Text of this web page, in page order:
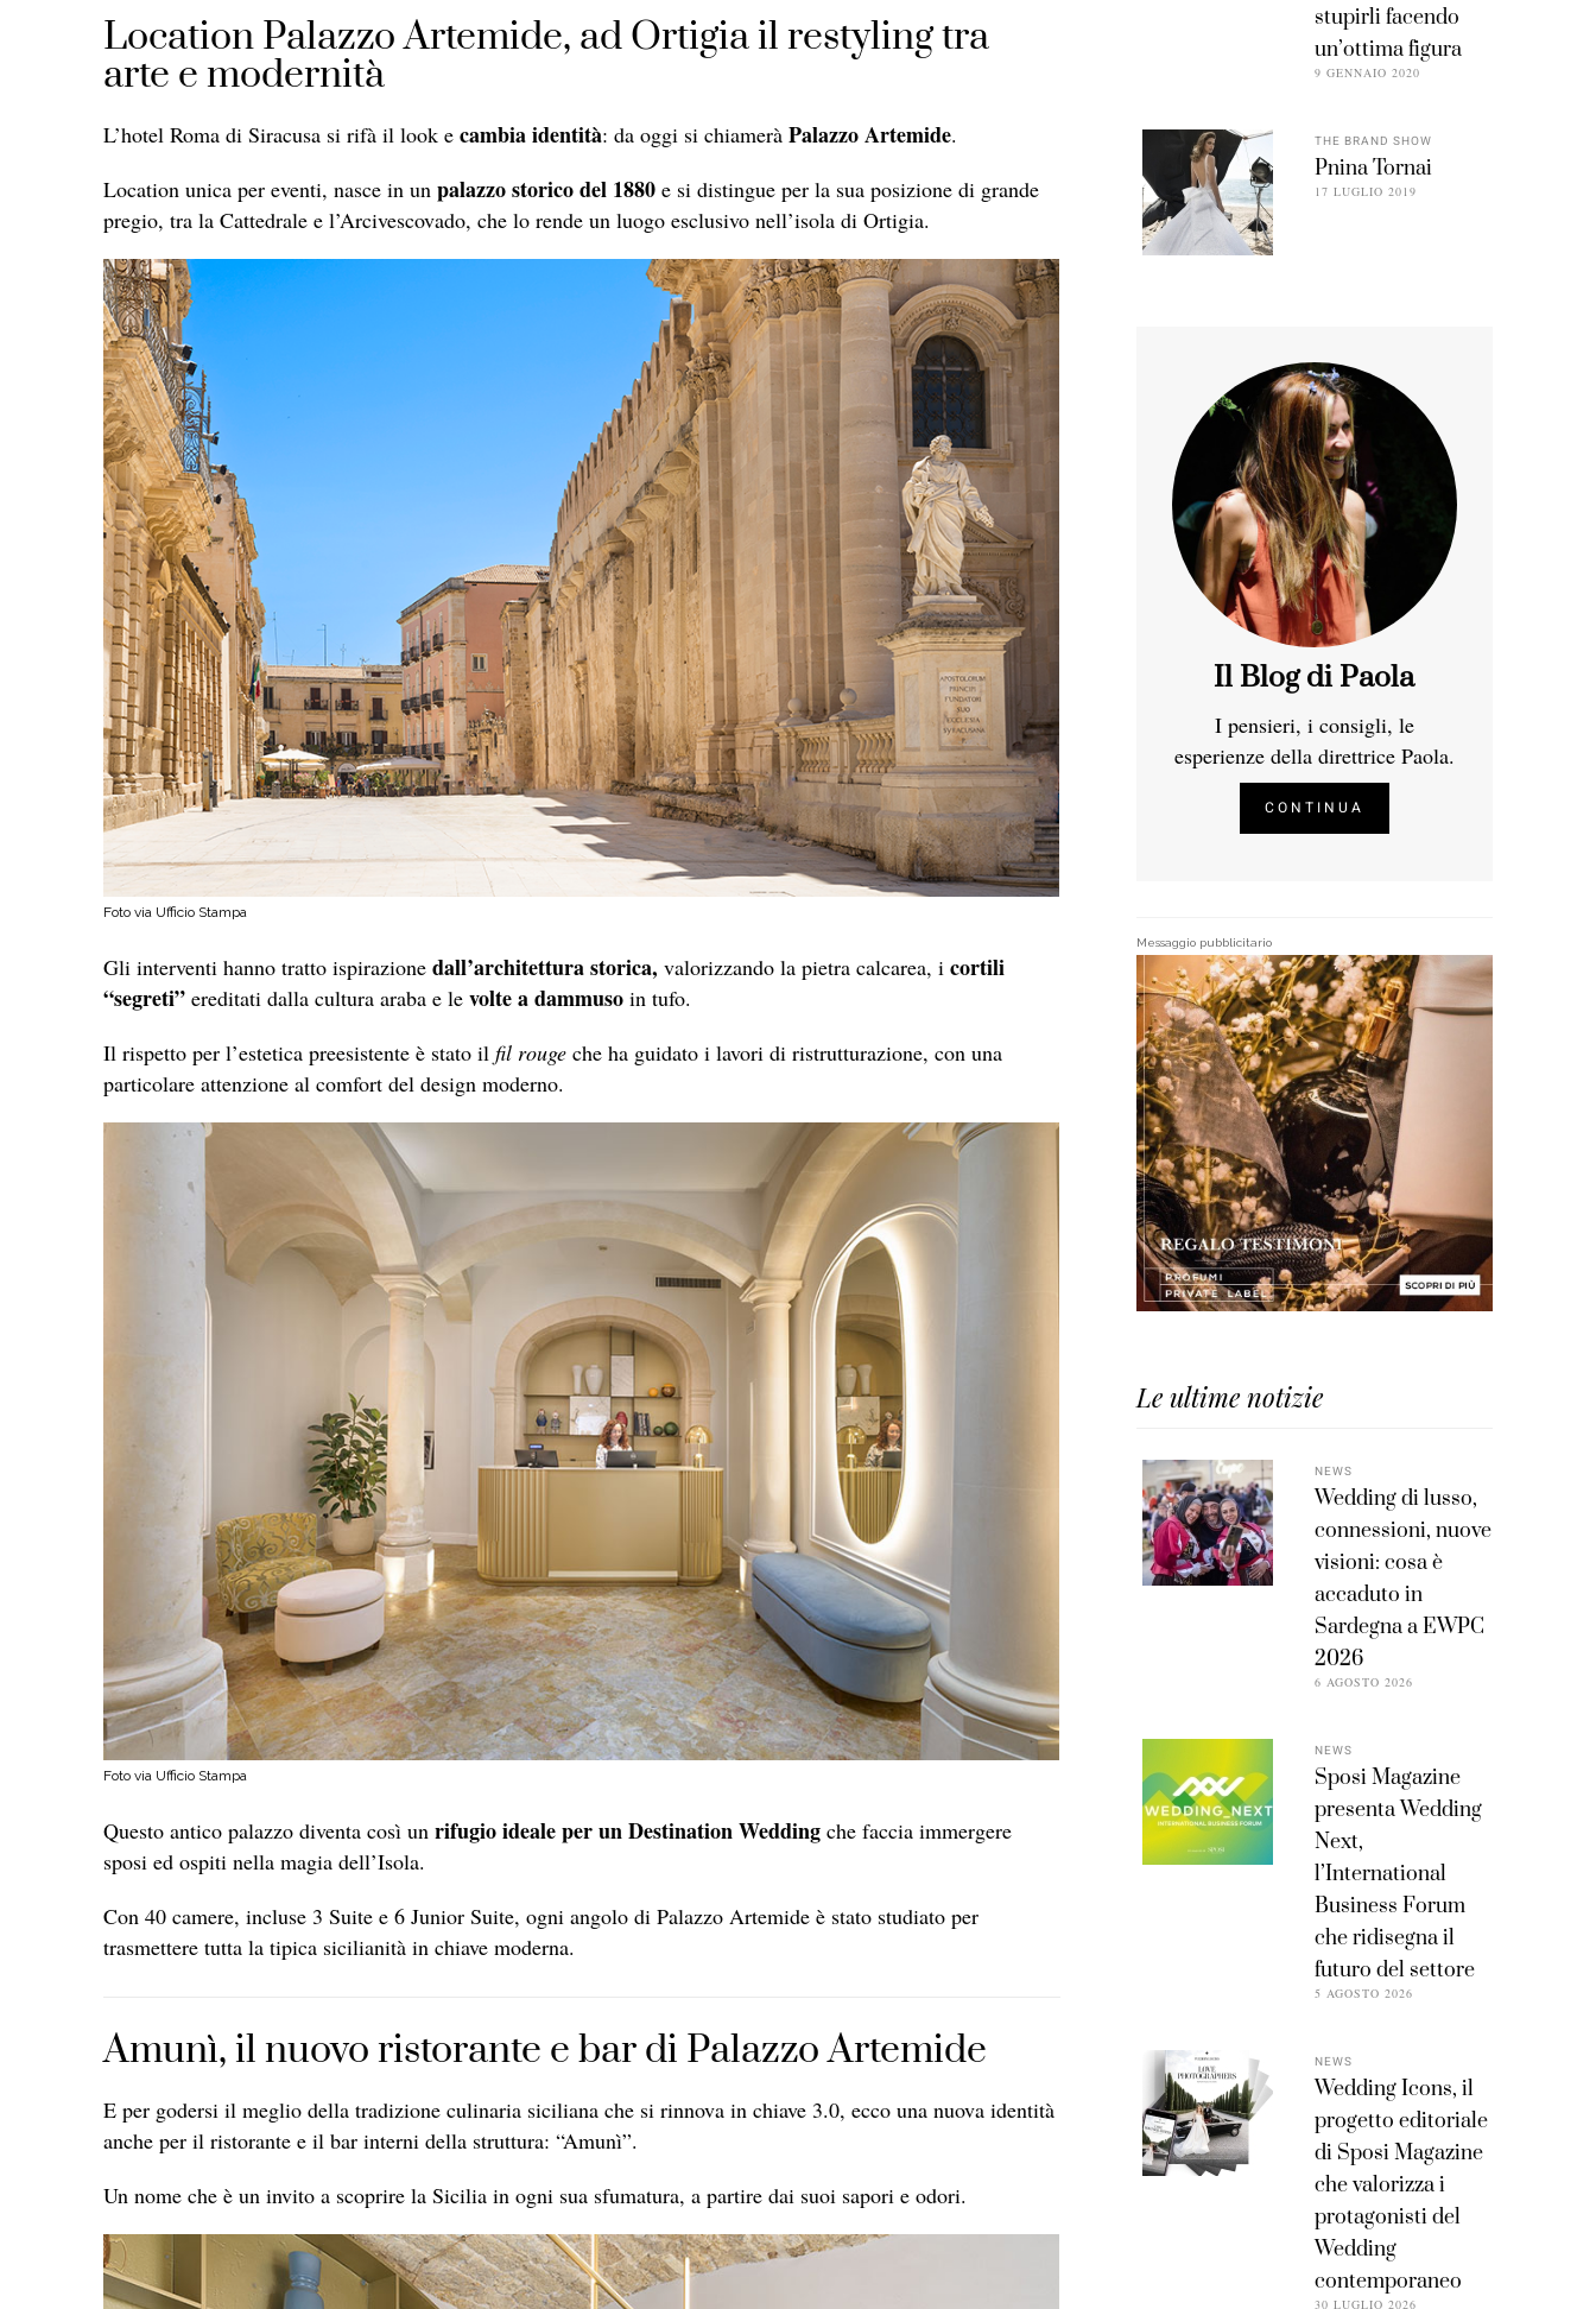
Location Palazzo Artemide, ad Ortigia il restyling tra
arte e modernità
L’hotel Roma di Siracusa si rifà il look e cambia identità: da oggi si chiamerà Palazzo Artemide.
Location unica per eventi, nasce in un palazzo storico del 1880 e si distingue per la sua posizione di grande
pregio, tra la Cattedrale e l’Arcivescovado, che lo rende un luogo esclusivo nell’isola di Ortigia.
Foto via Ufficio Stampa
Gli interventi hanno tratto ispirazione dall’architettura storica, valorizzando la pietra calcarea, i cortili
“segreti” ereditati dalla cultura araba e le volte a dammuso in tufo.
Il rispetto per l’estetica preesistente è stato il fil rouge che ha guidato i lavori di ristrutturazione, con una
particolare attenzione al comfort del design moderno.
Foto via Ufficio Stampa
Questo antico palazzo diventa così un rifugio ideale per un Destination Wedding che faccia immergere
sposi ed ospiti nella magia dell’Isola.
Con 40 camere, incluse 3 Suite e 6 Junior Suite, ogni angolo di Palazzo Artemide è stato studiato per
trasmettere tutta la tipica sicilianità in chiave moderna.
Amunì, il nuovo ristorante e bar di Palazzo Artemide
E per godersi il meglio della tradizione culinaria siciliana che si rinnova in chiave 3.0, ecco una nuova identità
anche per il ristorante e il bar interni della struttura: “Amunì”.
Un nome che è un invito a scoprire la Sicilia in ogni sua sfumatura, a partire dai suoi sapori e odori.
stupirli facendo
un’ottima figura
9 GENNAIO 2020
THE BRAND SHOW
Pnina Tornai
17 LUGLIO 2019
Il Blog di Paola
I pensieri, i consigli, le
esperienze della direttrice Paola.
CONTINUA
Messaggio pubblicitario
Le ultime notizie
NEWS
Wedding di lusso,
connessioni, nuove
visioni: cosa è
accaduto in
Sardegna a EWPC
2026
6 AGOSTO 2026
NEWS
Sposi Magazine
presenta Wedding
Next,
l’International
Business Forum
che ridisegna il
futuro del settore
5 AGOSTO 2026
NEWS
Wedding Icons, il
progetto editoriale
di Sposi Magazine
che valorizza i
protagonisti del
Wedding
contemporaneo
30 LUGLIO 2026